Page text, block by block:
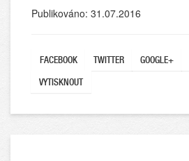
Publikováno: 31.07.2016
FACEBOOK TWITTER GOOGLE+
VYTISKNOUT